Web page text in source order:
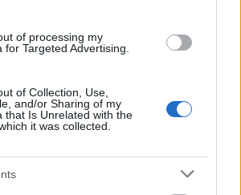
of processing my
for Targeted Advertising.
of Collection, Use,
and/or Sharing of my
that Is Unrelated with the
it was collected.
úr ebédel
06.
igazgatóról van szó, hanem